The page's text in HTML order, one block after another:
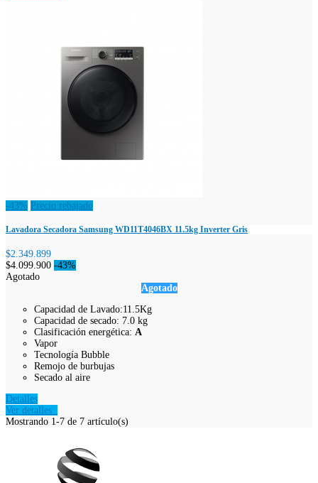
-43% Precio rebajado
Lavadora Secadora Samsung WD11T4046BX 11.5kg Inverter Gris
$2.349.899
$4.099.900 -43%
Agotado
Agotado
Capacidad de Lavado:11.5Kg
Capacidad de secado: 7.0 kg
Clasificación energética: A
Vapor
Tecnología Bubble
Remojo de burbujas
Secado al aire
Detalles
Ver detalles
Mostrando 1-7 de 7 artículo(s)